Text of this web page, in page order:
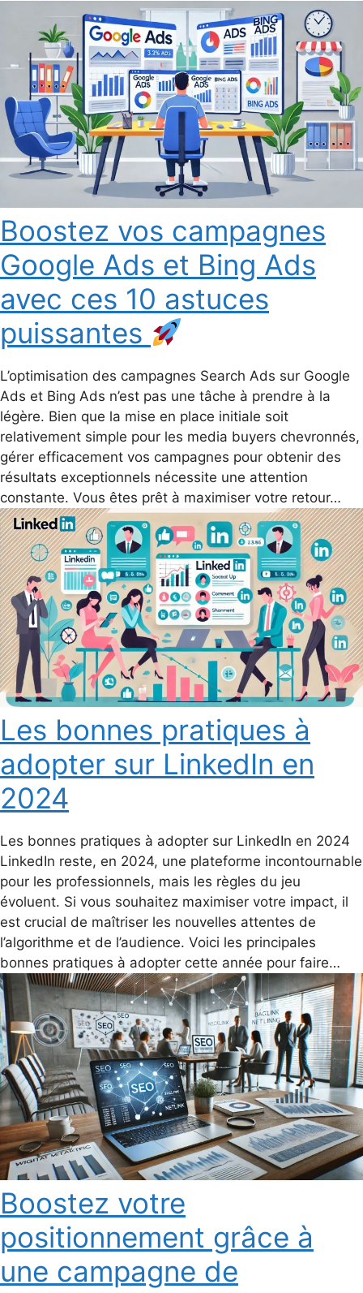
Boostez vos campagnes
Google Ads et Bing Ads
avec ces 10 astuces
puissantes
L’optimisation des campagnes Search Ads sur Google
Ads et Bing Ads n’est pas une tâche à prendre à la
légère. Bien que la mise en place initiale soit
relativement simple pour les media buyers chevronnés,
gérer efficacement vos campagnes pour obtenir des
résultats exceptionnels nécessite une attention
constante. Vous êtes prêt à maximiser votre retour…
Les bonnes pratiques à
adopter sur LinkedIn en
2024
Les bonnes pratiques à adopter sur LinkedIn en 2024
LinkedIn reste, en 2024, une plateforme incontournable
pour les professionnels, mais les règles du jeu
évoluent. Si vous souhaitez maximiser votre impact, il
est crucial de maîtriser les nouvelles attentes de
l’algorithme et de l’audience. Voici les principales
bonnes pratiques à adopter cette année pour faire…
Boostez votre
positionnement grâce à
une campagne de